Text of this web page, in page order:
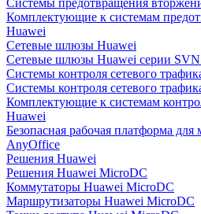
Системы предотвращения
Комплектующие к системам
Huawei
Сетевые шлюзы Huawei
Сетевые шлюзы Huawei серии
Системы контроля сетевого
Системы контроля сетевого
Комплектующие к системам
Huawei
Безопасная рабочая платформа
AnyOffice
Решения Huawei
Решения Huawei MicroDC
Коммутаторы Huawei MicroDC
Маршрутизаторы Huawei MicroDC